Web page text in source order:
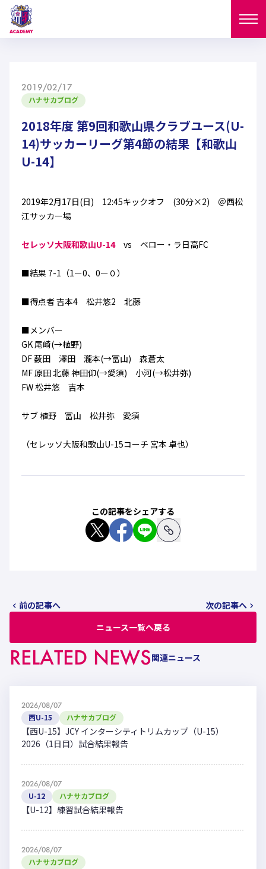
NEWS
ニュース
U-18
U-12
ガールズU-15 セレクション
試合日程
MATCH
U-18 U-15
選手
スタッフ
セレクション
SELECTION
アカデミー
フィロソフィー
ハナサカクラブ
セレッソ大阪
2019/02/17
ハナサカブログ
2018年度 第9回和歌山県クラブユース(U-
14)サッカーリーグ第4節の結果【和歌山
U-14】
2019年2月17日(日) 12:45キックオフ (30分×2) ＠西松
江サッカー場
セレッソ大阪和歌山U-14vs ベロー・ラ日高FC
■結果 7-1（1ー0、0ー０）
■得点者 吉本4 松井悠2 北藤
■メンバー
GK 尾崎(→植野)
DF 薮田 澤田 瀧本(→冨山) 森蒼太
MF 原田 北藤 神田仰(→愛須) 小河(→松井弥)
FW 松井悠 吉本
サブ 植野 冨山 松井弥 愛須
（セレッソ大阪和歌山U-15コーチ 宮本 卓也）
この記事をシェアする
前の記事へ
ニュース一覧へ戻る
次の記事へ
RELATED NEWS関連ニュース
2026/08/07
西U-15 ハナサカブログ
【西U-15】JCY インターシティトリムカップ（U-15）
2026（1日目）試合結果報告
2026/08/07
U-12 ハナサカブログ
【U-12】練習試合結果報告
2026/08/07
ハナサカブログ